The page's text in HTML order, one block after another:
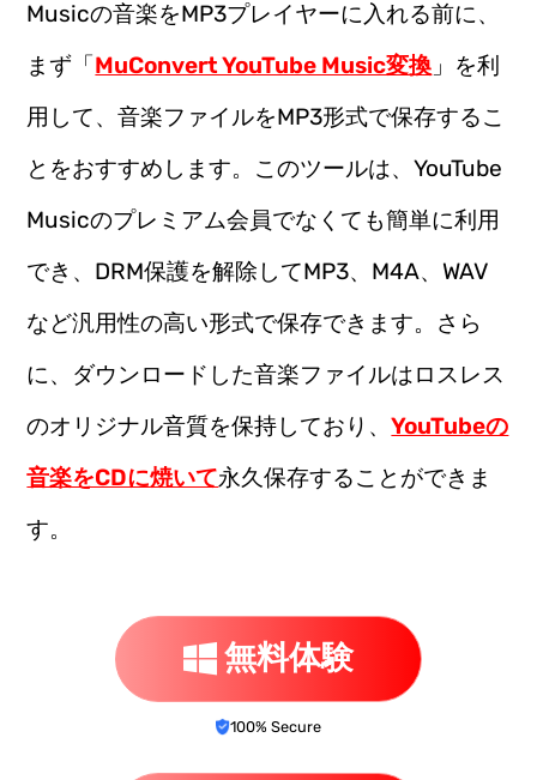
Musicの音楽をMP3プレイヤーに入れる前に、
まず「MuConvert YouTube Music変換 」を利
用して、音楽ファイルをMP3形式で保存するこ
とをおすすめします。このツールは、YouTube
Musicのプレミアム会員でなくても簡単に利用
でき、DRM保護を解除してMP3、M4A、WAV
など汎用性の高い形式で保存できます。さら
に、ダウンロードした音楽ファイルはロスレス
のオリジナル音質を保持しており、YouTubeの
音楽をCDに焼いて永久保存することができま
す。
無料体験
100% Secure